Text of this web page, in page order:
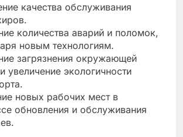
качества обслуживания
количества аварий и поломок,
новым технологиям.
загрязнения окружающей
увеличение экологичности
новых рабочих мест в
обновления и обслуживания